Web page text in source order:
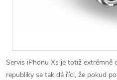
Servis iPhonu Xs je totiž extrémně
republiky se tak dá říci, že pokud